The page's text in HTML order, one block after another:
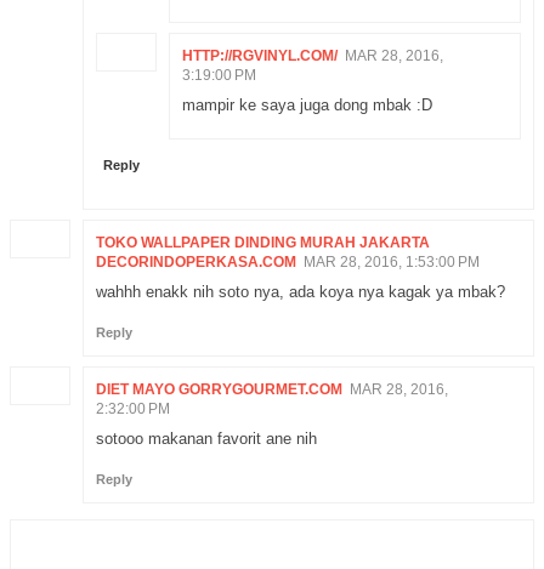
HTTP://RGVINYL.COM/ MAR 28, 2016,
3:19:00 PM
mampir ke saya juga dong mbak :D
Reply
TOKO WALLPAPER DINDING MURAH JAKARTA
DECORINDOPERKASA.COM
MAR 28, 2016, 1:53:00 PM
wahhh enakk nih soto nya, ada koya nya kagak ya mbak?
Reply
DIET MAYO GORRYGOURMET.COM
MAR 28, 2016,
2:32:00 PM
sotooo makanan favorit ane nih
Reply